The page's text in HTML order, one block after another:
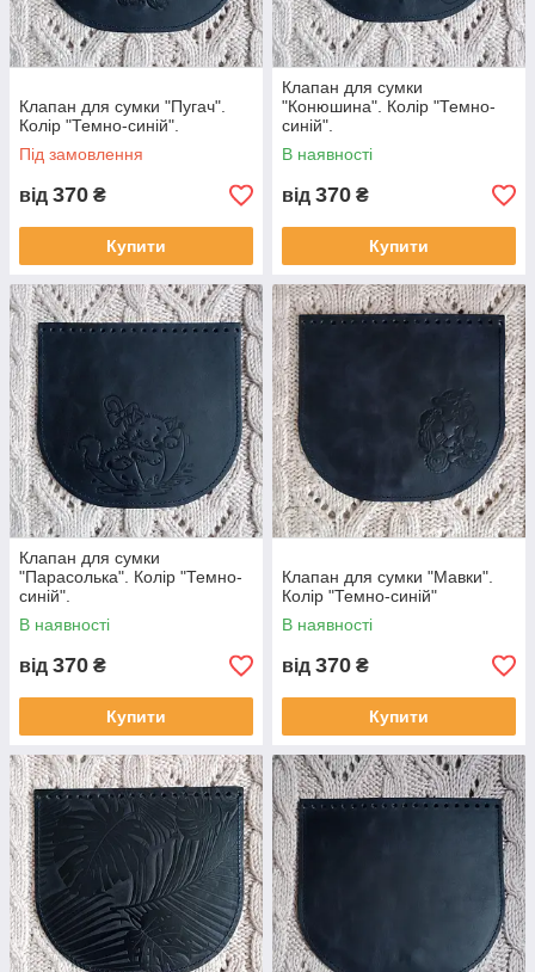
Клапан для сумки "Пугач".
Колір "Темно-синій".
Під замовлення
від 370 ₴
Купити
Клапан для сумки
"Конюшина". Колір "Темно-
синій".
В наявності
від 370 ₴
Купити
Клапан для сумки
"Парасолька". Колір "Темно-
синій".
В наявності
від 370 ₴
Купити
Клапан для сумки "Мавки".
Колір "Темно-синій"
В наявності
від 370 ₴
Купити